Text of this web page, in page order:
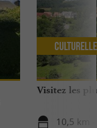
Visitez les
10,5 km
Culturelle